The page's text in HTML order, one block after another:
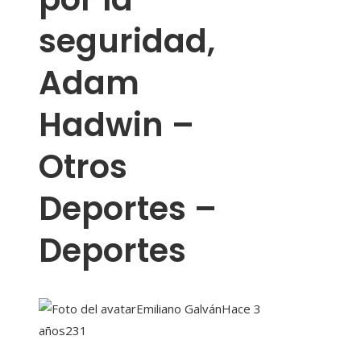
seguridad,
Adam
Hadwin –
Otros
Deportes –
Deportes
Emiliano GalvánHace 3
años231